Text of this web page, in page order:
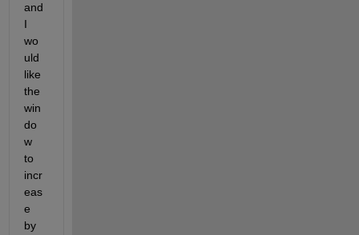
and
I
wo
uld
like
the
win
do
w
to
incr
eas
e
by